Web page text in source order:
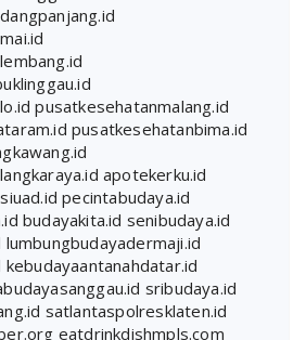
pusatkesehatanmalang.id
pusatkesehatanbima.id
apotekerku.id
pecintabudaya.id
budayakita.id senibudaya.id
lumbungbudayadermaji.id
kebudayaantanahdatar.id
sribudaya.id
satlantaspolresklaten.id
eatdrinkdishmpls.com